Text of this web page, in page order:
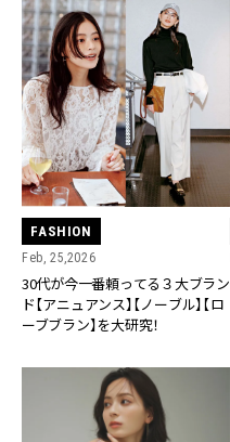
FASHION
Feb, 25,2026
30代が今一番頼ってる３大ブラン
ド【アニュアンス】【ノーブル】【ロ
ーブブラン】を大研究！